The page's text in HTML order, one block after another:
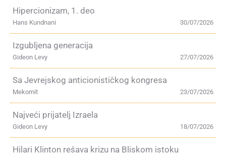
Hipercionizam, 1. deo
30/07/2026
Hans Kundnani
Izgubljena generacija
27/07/2026
Gideon Levy
Sa Jevrejskog anticionističkog kongresa
23/07/2026
Mekomit
Najveći prijatelj Izraela
18/07/2026
Gideon Levy
Hilari Klinton rešava krizu na Bliskom istoku